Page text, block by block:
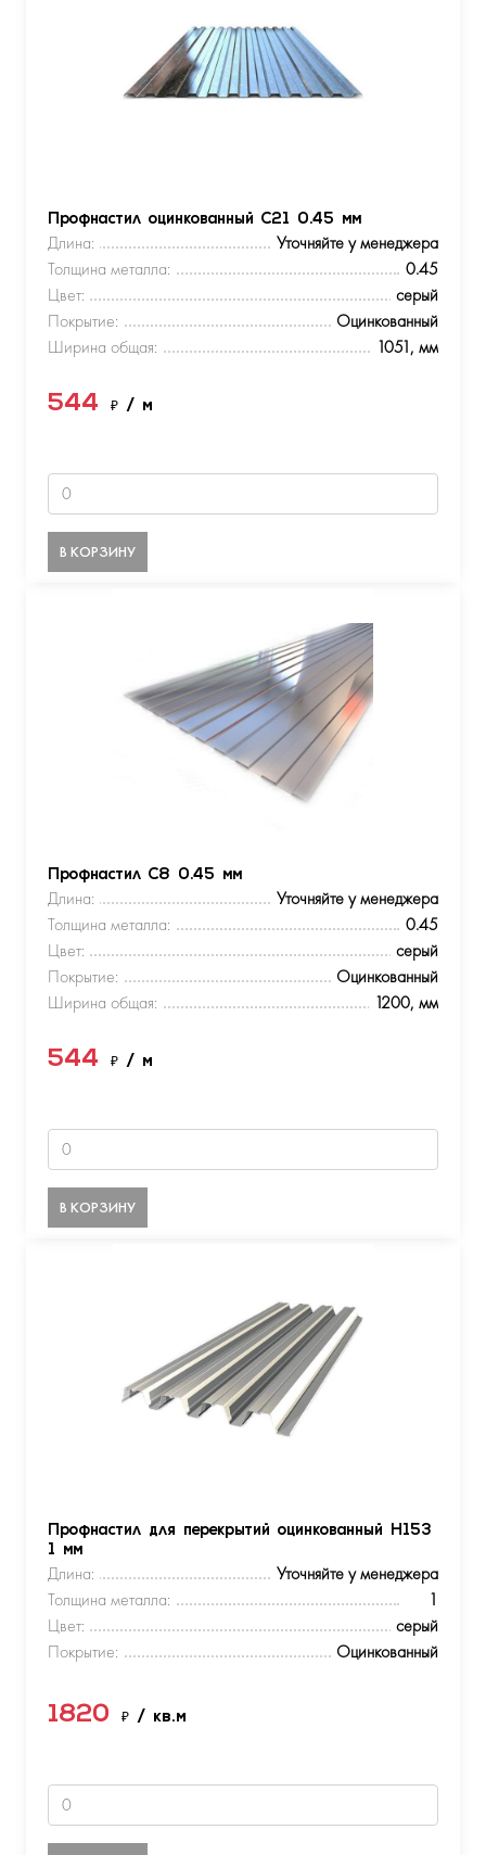
Профнастил оцинкованный С21 0.45 мм
Длина:
Уточняйте у менеджера
Толщина металла:
0.45
Цвет:
серый
Покрытие:
Оцинкованный
Ширина общая:
1051, мм
544 ₽ / м
В КОРЗИНУ
Профнастил С8 0.45 мм
Длина:
Уточняйте у менеджера
Толщина металла:
0.45
Цвет:
серый
Покрытие:
Оцинкованный
Ширина общая:
1200, мм
544 ₽ / м
В КОРЗИНУ
Профнастил для перекрытий оцинкованный Н153
1 мм
Длина:
Уточняйте у менеджера
Толщина металла:
1
Цвет:
серый
Покрытие:
Оцинкованный
1820 ₽ / кв.м